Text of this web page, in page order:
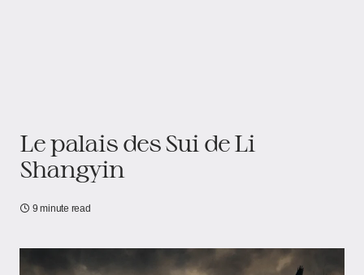
Le palais des Sui de Li
Shangyin
9 minute read